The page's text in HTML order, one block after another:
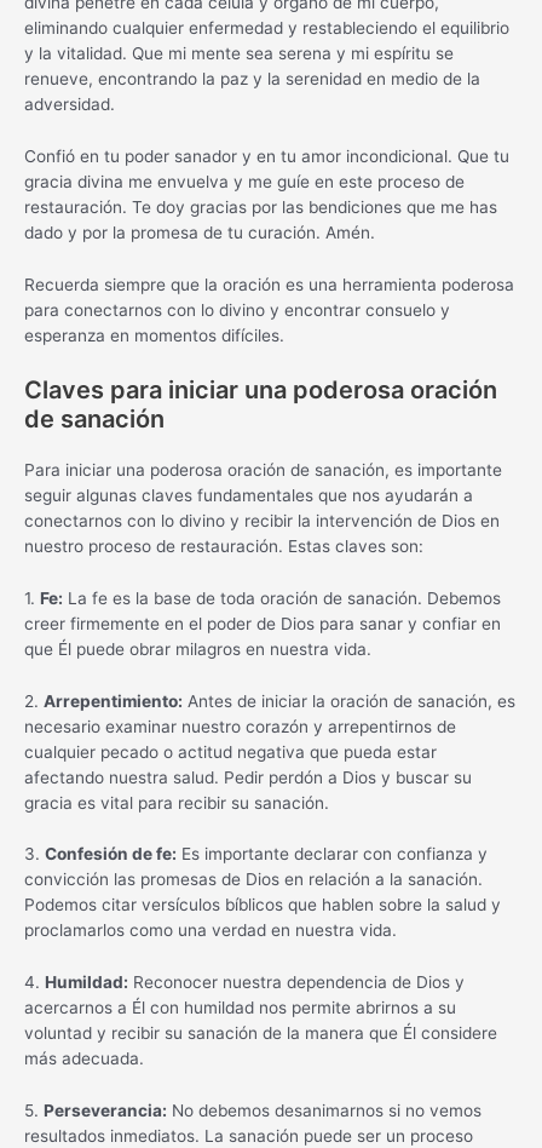
eliminando cualquier enfermedad y restableciendo el equilibrio
y la vitalidad. Que mi mente sea serena y mi espíritu se
renueve, encontrando la paz y la serenidad en medio de la
adversidad.
Confió en tu poder sanador y en tu amor incondicional. Que tu
gracia divina me envuelva y me guíe en este proceso de
restauración. Te doy gracias por las bendiciones que me has
dado y por la promesa de tu curación. Amén.
Recuerda siempre que la oración es una herramienta poderosa
para conectarnos con lo divino y encontrar consuelo y
esperanza en momentos difíciles.
Claves para iniciar una poderosa oración
de sanación
Para iniciar una poderosa oración de sanación, es importante
seguir algunas claves fundamentales que nos ayudarán a
conectarnos con lo divino y recibir la intervención de Dios en
nuestro proceso de restauración. Estas claves son:
1. Fe: La fe es la base de toda oración de sanación. Debemos
creer firmemente en el poder de Dios para sanar y confiar en
que Él puede obrar milagros en nuestra vida.
2. Arrepentimiento: Antes de iniciar la oración de sanación, es
necesario examinar nuestro corazón y arrepentirnos de
cualquier pecado o actitud negativa que pueda estar
afectando nuestra salud. Pedir perdón a Dios y buscar su
gracia es vital para recibir su sanación.
3. Confesión de fe: Es importante declarar con confianza y
convicción las promesas de Dios en relación a la sanación.
Podemos citar versículos bíblicos que hablen sobre la salud y
proclamarlos como una verdad en nuestra vida.
4. Humildad: Reconocer nuestra dependencia de Dios y
acercarnos a Él con humildad nos permite abrirnos a su
voluntad y recibir su sanación de la manera que Él considere
más adecuada.
5. Perseverancia: No debemos desanimarnos si no vemos
resultados inmediatos. La sanación puede ser un proceso